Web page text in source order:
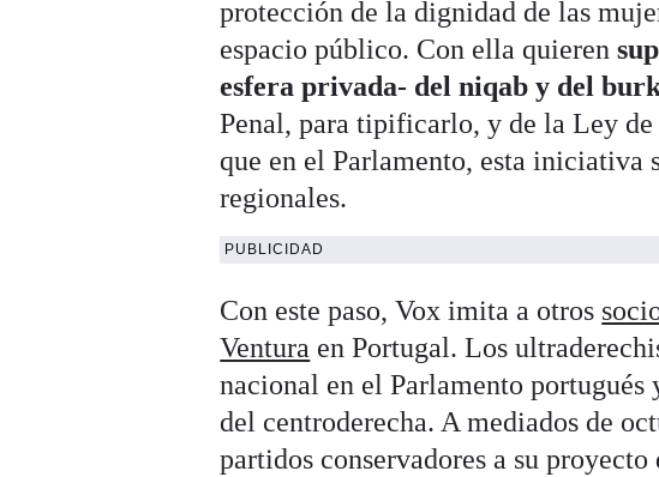
protección de la dignidad de las
espacio público. Con ella quieren
esfera privada- del niqab y del
Penal, para tipificarlo, y de la Ley
que en el Parlamento, esta iniciativa
regionales.
PUBLICIDAD
Con este paso, Vox imita a otros
Ventura en Portugal. Los
nacional en el Parlamento
del centroderecha. A mediados de
partidos conservadores a su